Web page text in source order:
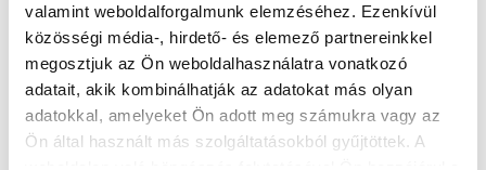
valamint weboldalforgalmunk elemzéséhez. Ezenkívül
közösségi média-, hirdető- és elemező partnereinkkel
megosztjuk az Ön weboldalhasználatra vonatkozó
adatait, akik kombinálhatják az adatokat más olyan
adatokkal, amelyeket Ön adott meg számukra vagy az
Ön által használt más szolgáltatásokból gyűjtöttek. A
FELIRATKOZOM